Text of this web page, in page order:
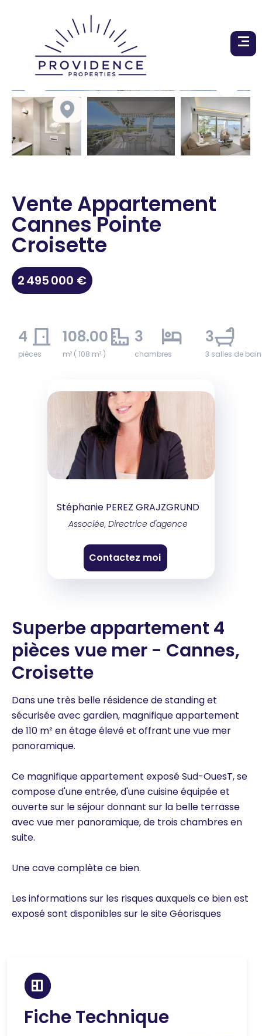
Vente Appartement
Cannes Pointe
Croisette
2 495 000 €
4
pièces
108.00
m² ( 108 m² )
3
chambres
3
3 salles de
Stéphanie PEREZ GRAJZGRUND
Associée, Directrice d'agence
Contactez moi
Superbe appartement 4
pièces vue mer - Cannes,
Croisette
Dans une très belle résidence de standing et
sécurisée avec gardien, magnifique appartement
de 110 m² en étage élevé et offrant une vue mer
panoramique.
Ce magnifique appartement exposé Sud-OuesT, se
compose d'une entrée, d'une cuisine équipée et
ouverte sur le séjour donnant sur la belle terrasse
avec vue mer panoramique, de trois chambres en
suite.
Une cave complète ce bien.
Les informations sur les risques auxquels ce bien est
exposé sont disponibles sur le site Géorisques
Fiche Technique